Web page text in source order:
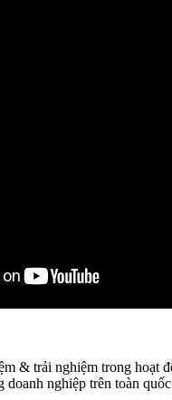
& trải nghiệm trong hoạt
doanh nghiệp trên toàn